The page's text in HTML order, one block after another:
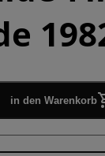
in den Warenkorb